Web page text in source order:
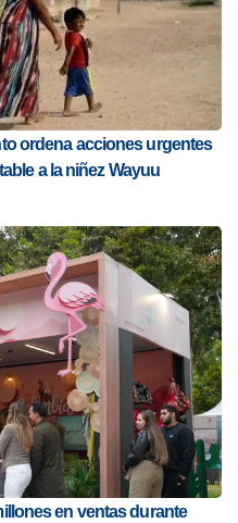
ordena acciones urgentes
a la niñez Wayuu
en ventas durante